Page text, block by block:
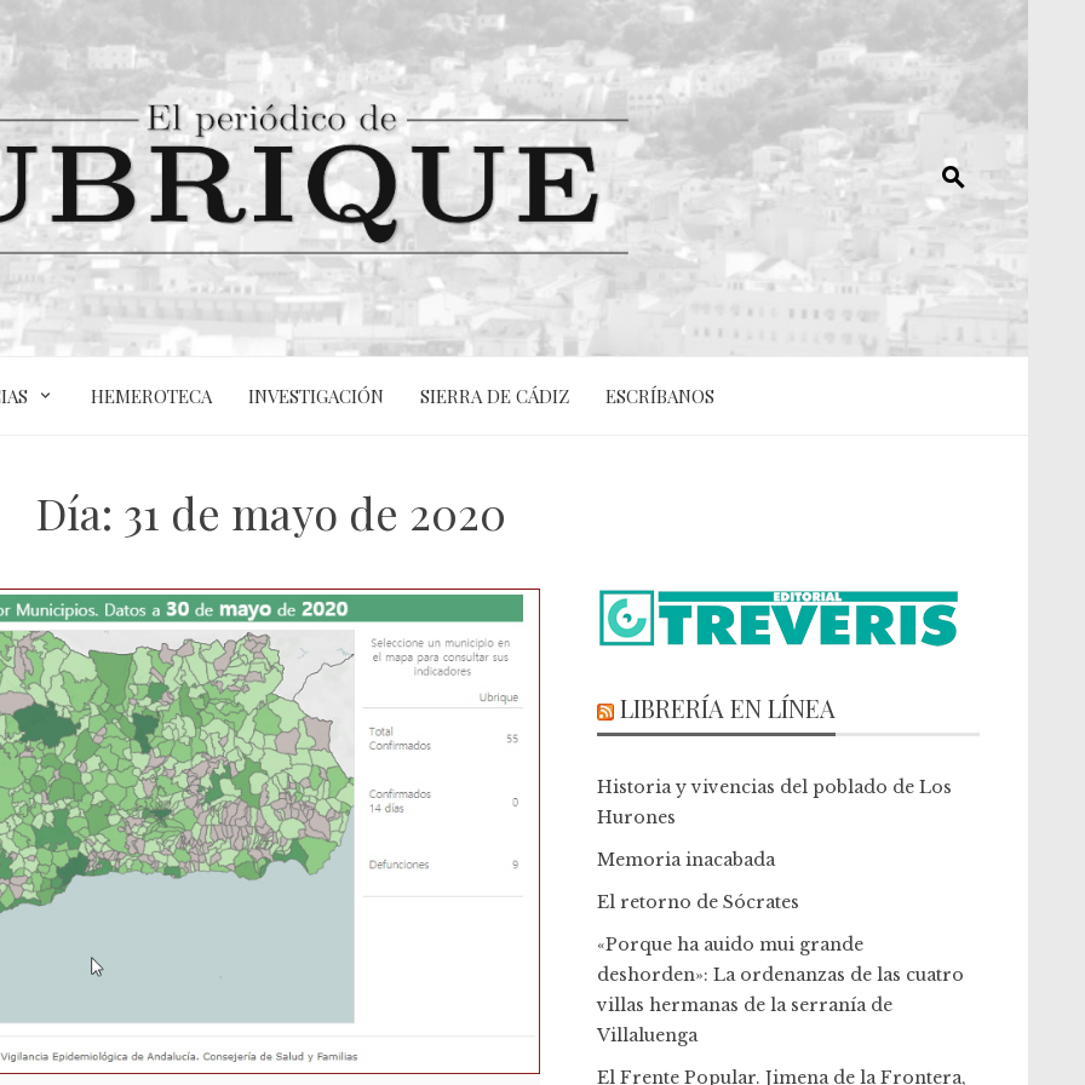
HEMEROTECA INVESTIGACIÓN SIERRA DE CÁDIZ ESCRÍBANOS
Día: 31 de mayo de 2020
LIBRERÍA EN LÍNEA
Historia y vivencias del poblado de Los
Hurones
Memoria inacabada
El retorno de Sócrates
«Porque ha auido mui grande
deshorden»: La ordenanzas de las cuatro
villas hermanas de la serranía de
Villaluenga
El Frente Popular. Jimena de la Frontera,